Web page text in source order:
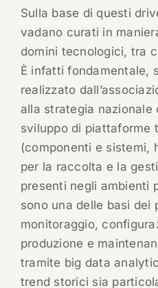
Sulla base di questi
vadano curati in
domini tecnologici, tra
È infatti fondamentale,
realizzato
alla strategia nazionale
sviluppo di piattaforme
(componenti e sistemi,
per la raccolta e la
presenti negli ambienti
sono una delle basi dei
monitoraggio,
produzione e
tramite big data
trend storici sia